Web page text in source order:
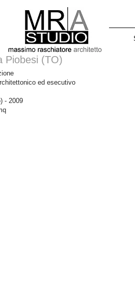
Piobesi (TO)
ed esecutivo
- 2009